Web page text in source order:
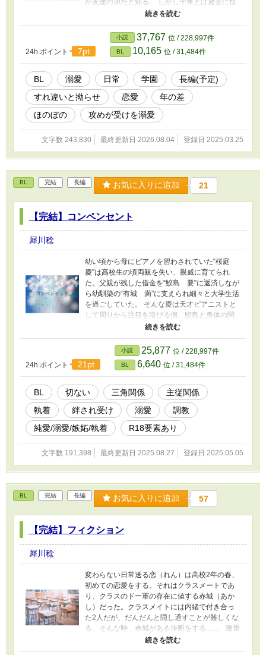
点があったことに先に気付いた新山はただの友
ての気持ちが恋だと自覚する。 お互いに恋愛を
本気でしてこなかったがために思い通りになら
ずすれ違い散らかす____。 ラブ全開の攻め×無
自覚たらしの受け
24h.ポイント 7pt
小説 37,767 位 / 228,997件
BL 10,165 位 / 31,484件
BL 溺愛 日常 学園
長編(予定)
すれ違いと拗らせ
恋愛
年の差
ほのぼの
攻めが受けを溺愛
文字数 243,830 最終更新日 2026.08.04 登録日 2025.03.25
BL 完結 長編 お気に入りに追加 21
【完結】コンペンセント
犀川稔
幼い頃から母にピアノを習わされていた“桜庭
慶”は高校生の頃両親を失い、親戚に育てられ
た。父親が残した借金を“鮫島 要”に返済しなが
ら幼馴染の“有城 満”に支えられ細々と大学生活
を過ごしていた。 そんな慶は天才ピアニストと
して周りから注目を浴びる側、鮫島と身体の関
係を持っていた。それを知った満は自分の気持
う慶に迫る。慶の事を大事に思う優しい満だ
が、彼にも秘密があって___。 「家族を崩壊さ
せたのはお前だ。」 その言葉に囚われ続け、希
望と絶望の間で揺らぐ感情に徐々に心が壊れて
いく慶。 激しい三角関係の末、全てを知った慶
が最後に導かれる運命は...... ---------------------------
------------------------------------ 回によっては多く性
的な描写が含まれる時があります。その際はタ
イトル横に「R18含む」と記載致します。予め
ご了承ください。
24h.ポイント 21pt
小説 25,877 位 / 228,997件
BL 6,640 位 / 31,484件
BL 切ない 三角関係
主従関係
執着
絆され受け 溺愛
調教
純愛/溺愛/嫉妬/執着
R18要素あり
文字数 191,398 最終更新日 2025.08.27 登録日 2025.05.05
BL 完結 長編 お気に入りに追加 57
【完結】フィクション
犀川稔
変わらない日常送る恋（れん）は高校2年の春、
初めての恋愛をする。それはクラスメートであ
り、クラスのドー軍の存在に値する赤城（あか
し）だった。クラスメイトには内緒で付き合っ
た2人だが、だんだんと隠し通すことが難しくな
る。そんな時、赤城がある決断をする......。 激重
溺愛彼氏×恋愛初心者癒し彼氏 ------------------------